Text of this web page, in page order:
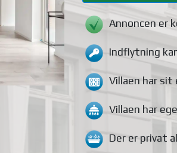
Annoncen er
Indflytning
Villaen har sit
Villaen har
Der er privat